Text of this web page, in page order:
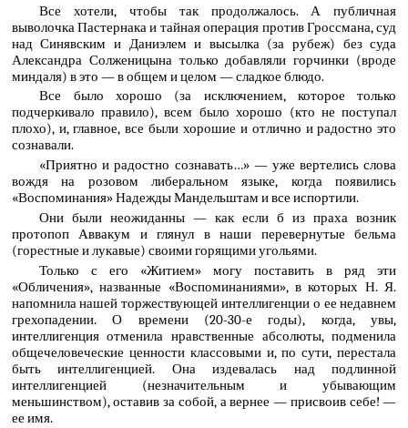
Все хотели, чтобы так продолжалось. А публичная
выволочка Пастернака и тайная операция против Гроссмана, суд
над Синявским и Даниэлем и высылка (за рубеж) без суда
Александра Солженицына только добавляли горчинки (вроде
миндаля) в это — в общем и целом — сладкое блюдо.
Все было хорошо (за исключением, которое только
подчеркивало правило), всем было хорошо (кто не поступал
плохо), и, главное, все были хорошие и отлично и радостно это
сознавали.
«Приятно и радостно сознавать…» — уже вертелись слова
вождя на розовом либеральном языке, когда появились
«Воспоминания» Надежды Мандельштам и все испортили.
Они были неожиданны — как если б из праха возник
протопоп Аввакум и глянул в наши перевернутые бельма
(горестные и лукавые) своими горящими угольями.
Только с его «Житием» могу поставить в ряд эти
«Обличения», названные «Воспоминаниями», в которых Н. Я.
напомнила нашей торжествующей интеллигенции о ее недавнем
грехопадении. О времени (20-30-е годы), когда, увы,
интеллигенция отменила нравственные абсолюты, подменила
общечеловеческие ценности классовыми и, по сути, перестала
быть интеллигенцией. Она издевалась над подлинной
интеллигенцией (незначительным и убывающим
меньшинством), оставив за собой, а вернее — присвоив себе! —
ее имя.